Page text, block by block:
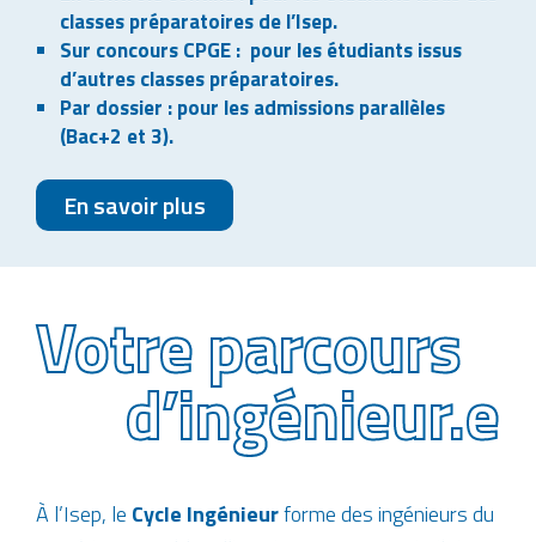
classes préparatoires de l’Isep.
Sur concours CPGE : pour les étudiants issus
d’autres classes préparatoires.
Par dossier : pour les admissions parallèles
(Bac+2 et 3).
En savoir plus
Votre parcours
d’ingénieur.e
À l’Isep, le Cycle Ingénieurforme des ingénieurs du